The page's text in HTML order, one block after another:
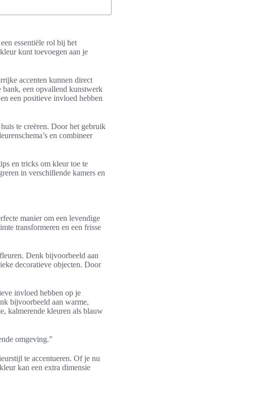
essentiële rol bij het
kunt toevoegen aan je
accenten kunnen direct
bank, een opvallend kunstwerk
een positieve invloed hebben
te creëren. Door het gebruik
en combineer
en tricks om kleur toe te
in verschillende kamers en
manier om een levendige
transformeren en een frisse
Denk bijvoorbeeld aan
decoratieve objecten. Door
invloed hebben op je
bijvoorbeeld aan warme,
kalmerende kleuren als blauw
omgeving.”
te accentueren. Of je nu
kan een extra dimensie